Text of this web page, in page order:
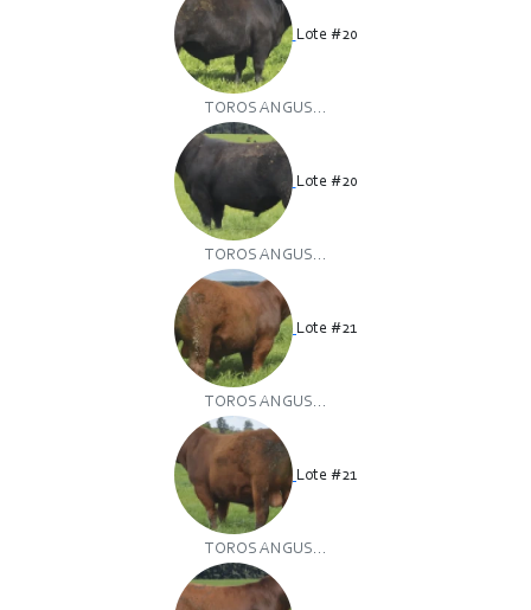
Lote #20
TOROS ANGUS...
Lote #20
TOROS ANGUS...
Lote #21
TOROS ANGUS...
Lote #21
TOROS ANGUS...